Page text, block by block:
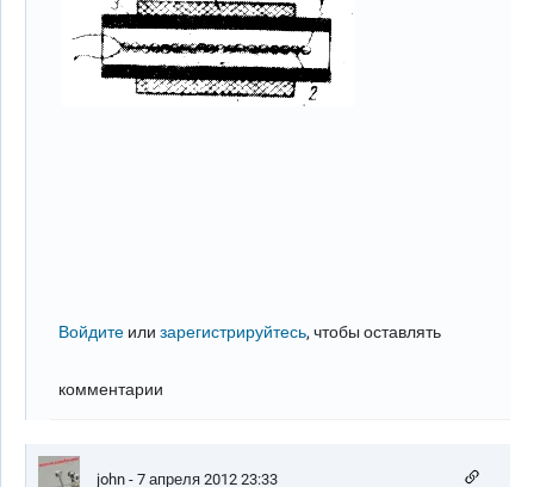
Войдите илизарегистрируйтесь, чтобы оставлять
комментарии
john - 7 апреля 2012 23:33